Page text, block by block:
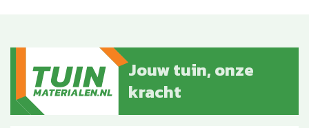
Jouw tuin, onze
kracht